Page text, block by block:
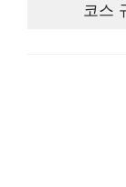
코스